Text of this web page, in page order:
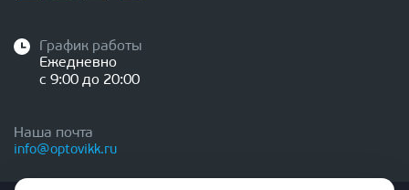
График работы
Ежедневно
с 9:00 до 20:00
Наша почта
info@optovikk.ru